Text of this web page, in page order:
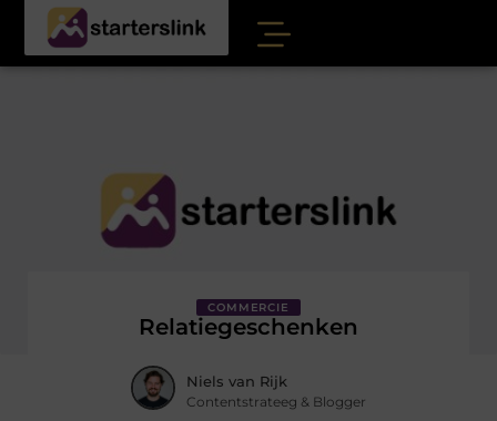
COMMERCIE
Relatiegeschenken
Niels van Rijk
Contentstrateeg & Blogger